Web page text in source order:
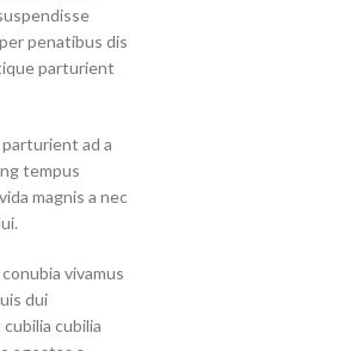
penatibus dis
parturient
ad a
tempus
magnis a nec
vivamus
dui
cubilia